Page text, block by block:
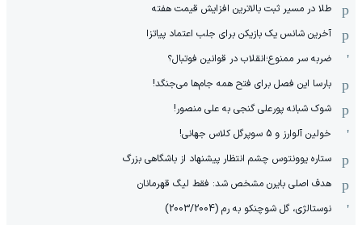
طلا در مسیر ثبت بالاترین افزایش قیمت هفته
آخرین شانس یک بازیکن برای جلب اعتماد پیاتزا
ضربه سر ممنوع؛انقلاب در قوانین فوتبال؟
بارسا این فصل برای فتح همه جام‌ها می‌جنگد!
شوک شبانه پورعلی گنجی به علی منصور!
خولین آلوارز و 5 سوپرگل کلاس جهانی!
ستاره یوونتوس چشم انتظار پیشنهاد از باشگاهی بزرگ
هدف اصلی بایرن مشخص شد: فقط لیگ قهرمانان
نوستالژی، گل شوچنکو به رم (2003/2004)